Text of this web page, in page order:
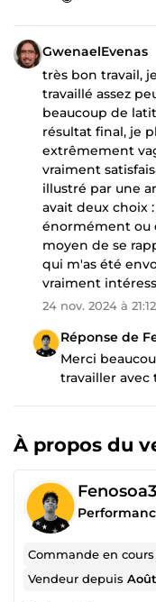
GwenaelEvenas
très bon travail,
travaillé assez
beaucoup de
résultat final, je
extrêmement
vraiment
illustré par une
avait deux choix
énormément ou
moyen de se
qui m'as été
vraiment
24 nov. 2024 à 21:12
Réponse de
Merci
travailler avec
À propos du
Commande en
Vendeur depuis